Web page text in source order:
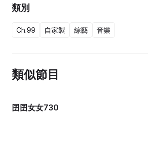
類別
Ch.99 自家製 綜藝 音樂
類似節目
囝囝女女730